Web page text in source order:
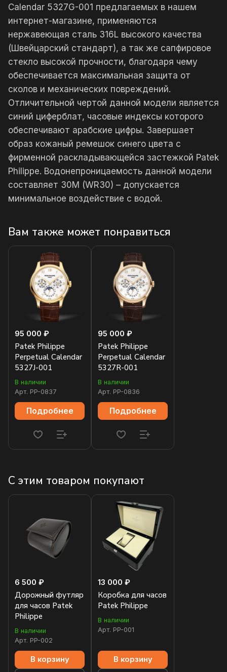
Calendar 5327G-001 предлагаемых в нашем
интернет-магазине, применяются
нержавеющая сталь 316L высокого качества
(Швейцарский стандарт), а так же сапфировое
стекло высокой прочности, благодаря чему
обеспечивается максимальная защита от
сколов и механических повреждений.
Отличительной чертой данной модели является
синий циферблат, часовые индексы которого
обеспечивают арабские цифры. Завершает
образ кожаный ремешок синего цвета с
фирменной раскладывающейся застежкой Patek
Philippe. Водонепроницаемость данной модели
составляет 30М (WR30) – допускается
минимальное воздействие с водой.
Вам также может понравиться
95 000 ₽
Patek Philippe
Perpetual Calendar
5327J-001
В наличии
Арт. PP-0837
Подробнее
95 000 ₽
Patek Philippe
Perpetual Calendar
5327R-001
В наличии
Арт. PP-0836
Подробнее
С этим товаром покупают
6 500 ₽
Дорожный футляр
для часов Patek
Philippe
В наличии
Арт. PP-002
В корзину
13 000 ₽
Коробка для часов
Patek Philippe
В наличии
Арт. PP-001
В корзину